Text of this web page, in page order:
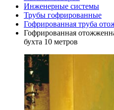
Инженерные системы
Трубы гофрированные
Гофрированная труба
Гофрированная
бухта 10 метров